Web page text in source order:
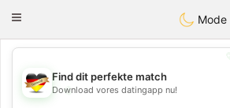
DeutschDating
Toggle
Mode
💖
Find dit perfekte match
Download vores datingapp nu!